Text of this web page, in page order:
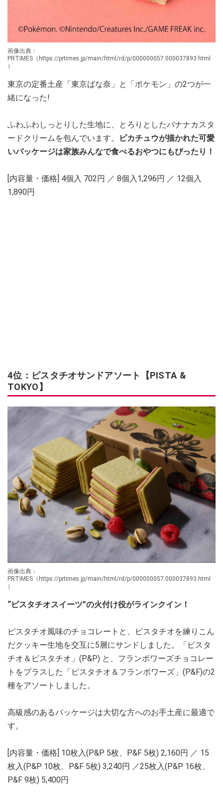
画像出典：
PRTIMES（https://prtimes.jp/main/html/rd/p/000000057.000037893.html
）
東京の定番土産「東京ばな奈」と「ポケモン」の2つが一
緒になった!
ふわふわしっとりした生地に、とろりとしたバナナカスタ
ードクリームを包んでいます。
ピカチュウが描かれた可愛
いパッケージは家族みんなで食べるおやつにもぴったり！
[内容量・価格] 4個入 702円 ／ 8個入1,296円 ／ 12個入
1,890円
4位：ピスタチオサンドアソート【PISTA &
TOKYO】
画像出典：
PRTIMES（https://prtimes.jp/main/html/rd/p/000000057.000037893.html
）
“ピスタチオスイーツ”の火付け役がラインクイン！
ピスタチオ風味のチョコレートと、ピスタチオを練りこん
だクッキー生地を交互に5層にサンドしました。「ピスタ
チオ＆ピスタチオ」(P&P) と、フランボワーズチョコレー
トをプラスした「ピスタチオ＆フランボワーズ」(P&F)の2
種をアソートしました。
高級感のあるパッケージは大切な方へのお手土産に最適で
す。
[内容量・価格] 10枚入(P&P 5枚、P&F 5枚) 2,160円 ／ 15
枚入(P&P 10枚、P&F 5枚) 3,240円 ／25枚入(P&P 16枚、
P&F 9枚) 5,400円